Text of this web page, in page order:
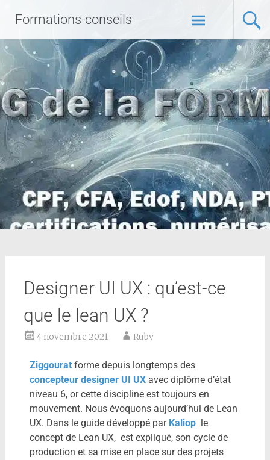
Formations-conseils
Designer UI UX : qu’est-ce
que le lean UX ?
4 novembre 2021 Ruby
Ziggourat forme depuis longtemps des
concepteur designer UI UXavec diplôme d’état
niveau 6, or cette discipline est toujours en
mouvement. Nous évoquons aujourd’hui de Lean
UX. Dans le guide développé par Kaliop le
concept de Lean UX, est expliqué, son cycle de
production et sa mise en place sur des projets